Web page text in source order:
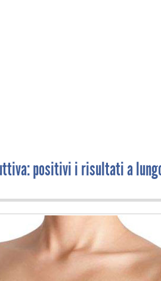
positivi i risultati a